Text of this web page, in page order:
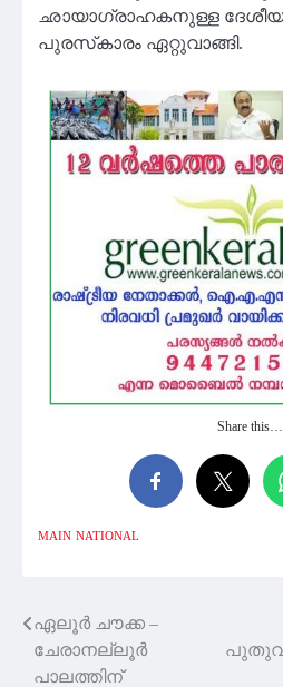
ഛായാഗ്രാഹകനുള്ള ദേശീയ
പുരസ്‌കാരം ഏറ്റുവാങ്ങി.
Share this…
MAIN NATIONAL
Post
navigation
ഏലൂർ ചൗക്ക –
ചേരാനല്ലൂർ
പാലത്തിന്